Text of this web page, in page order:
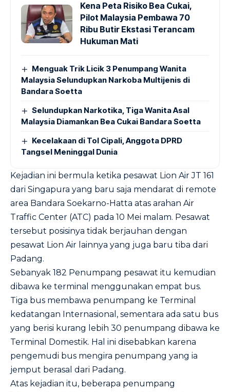
Kena Peta Risiko Bea Cukai,
Pilot Malaysia Pembawa 70
Ribu Butir Ekstasi Terancam
Hukuman Mati
Menguak Trik Licik 3 Penumpang Wanita
Malaysia Selundupkan Narkoba Multijenis di
Bandara Soetta
Selundupkan Narkotika, Tiga Wanita Asal
Malaysia Diamankan Bea Cukai Bandara Soetta
Kecelakaan di Tol Cipali, Anggota DPRD
Tangsel Meninggal Dunia
Kejadian ini bermula ketika pesawat Lion Air JT 161
dari Singapura yang baru saja mendarat di remote
area Bandara Soekarno-Hatta atas arahan Air
Traffic Center (ATC) pada 10 Mei malam. Pesawat
tersebut posisinya tidak berjauhan dengan
pesawat Lion Air lainnya yang juga baru tiba dari
Padang.
Sebanyak 182 Penumpang pesawat itu kemudian
dibawa ke terminal menggunakan empat bus.
Tiga bus membawa penumpang ke Terminal
kedatangan Internasional, sementara ada satu bus
yang berisi kurang lebih 30 penumpang dibawa ke
Terminal Domestik. Hal ini disebabkan karena
pengemudi bus mengira penumpang yang ia
jemput berasal dari Padang.
Atas kejadian itu, beberapa penumpang